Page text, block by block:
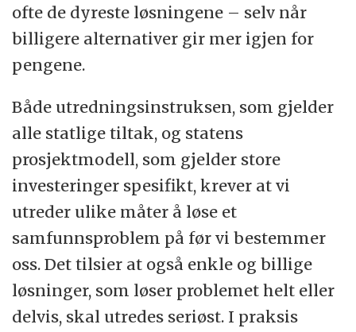
ofte de dyreste løsningene – selv når
billigere alternativer gir mer igjen for
pengene.
Både utredningsinstruksen, som gjelder
alle statlige tiltak, og statens
prosjektmodell, som gjelder store
investeringer spesifikt, krever at vi
utreder ulike måter å løse et
samfunnsproblem på før vi bestemmer
oss. Det tilsier at også enkle og billige
løsninger, som løser problemet helt eller
delvis, skal utredes seriøst. I praksis